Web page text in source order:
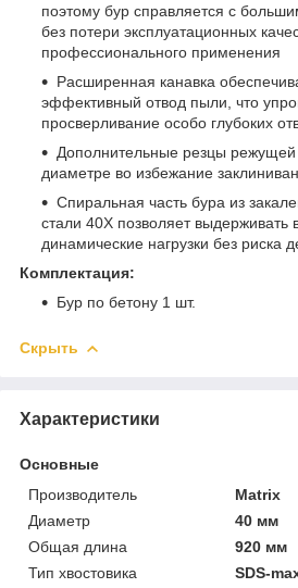
поэтому бур справляется с
без потери эксплуатационных
профессионального применения
Расширенная канавка
эффективный отвод пыли, что
просверливание особо глубоких
Дополнительные резцы
диаметре во избежание
Спиральная часть бура из
стали 40Х позволяет выдерживать
динамические нагрузки без риска
Комплектация:
Бур по бетону 1 шт.
Скрыть
Характеристики
Основные
Производитель
Matrix
Диаметр
40 мм
Общая длина
920 мм
Тип хвостовика
SDS-